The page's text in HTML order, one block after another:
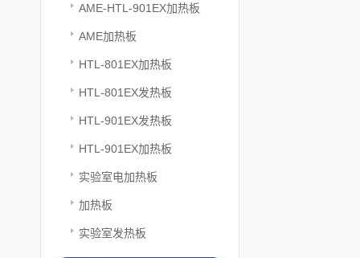
AME-HTL-901EX加热板
AME加热板
HTL-801EX加热板
HTL-801EX发热板
HTL-901EX发热板
HTL-901EX加热板
实验室电加热板
加热板
实验室发热板